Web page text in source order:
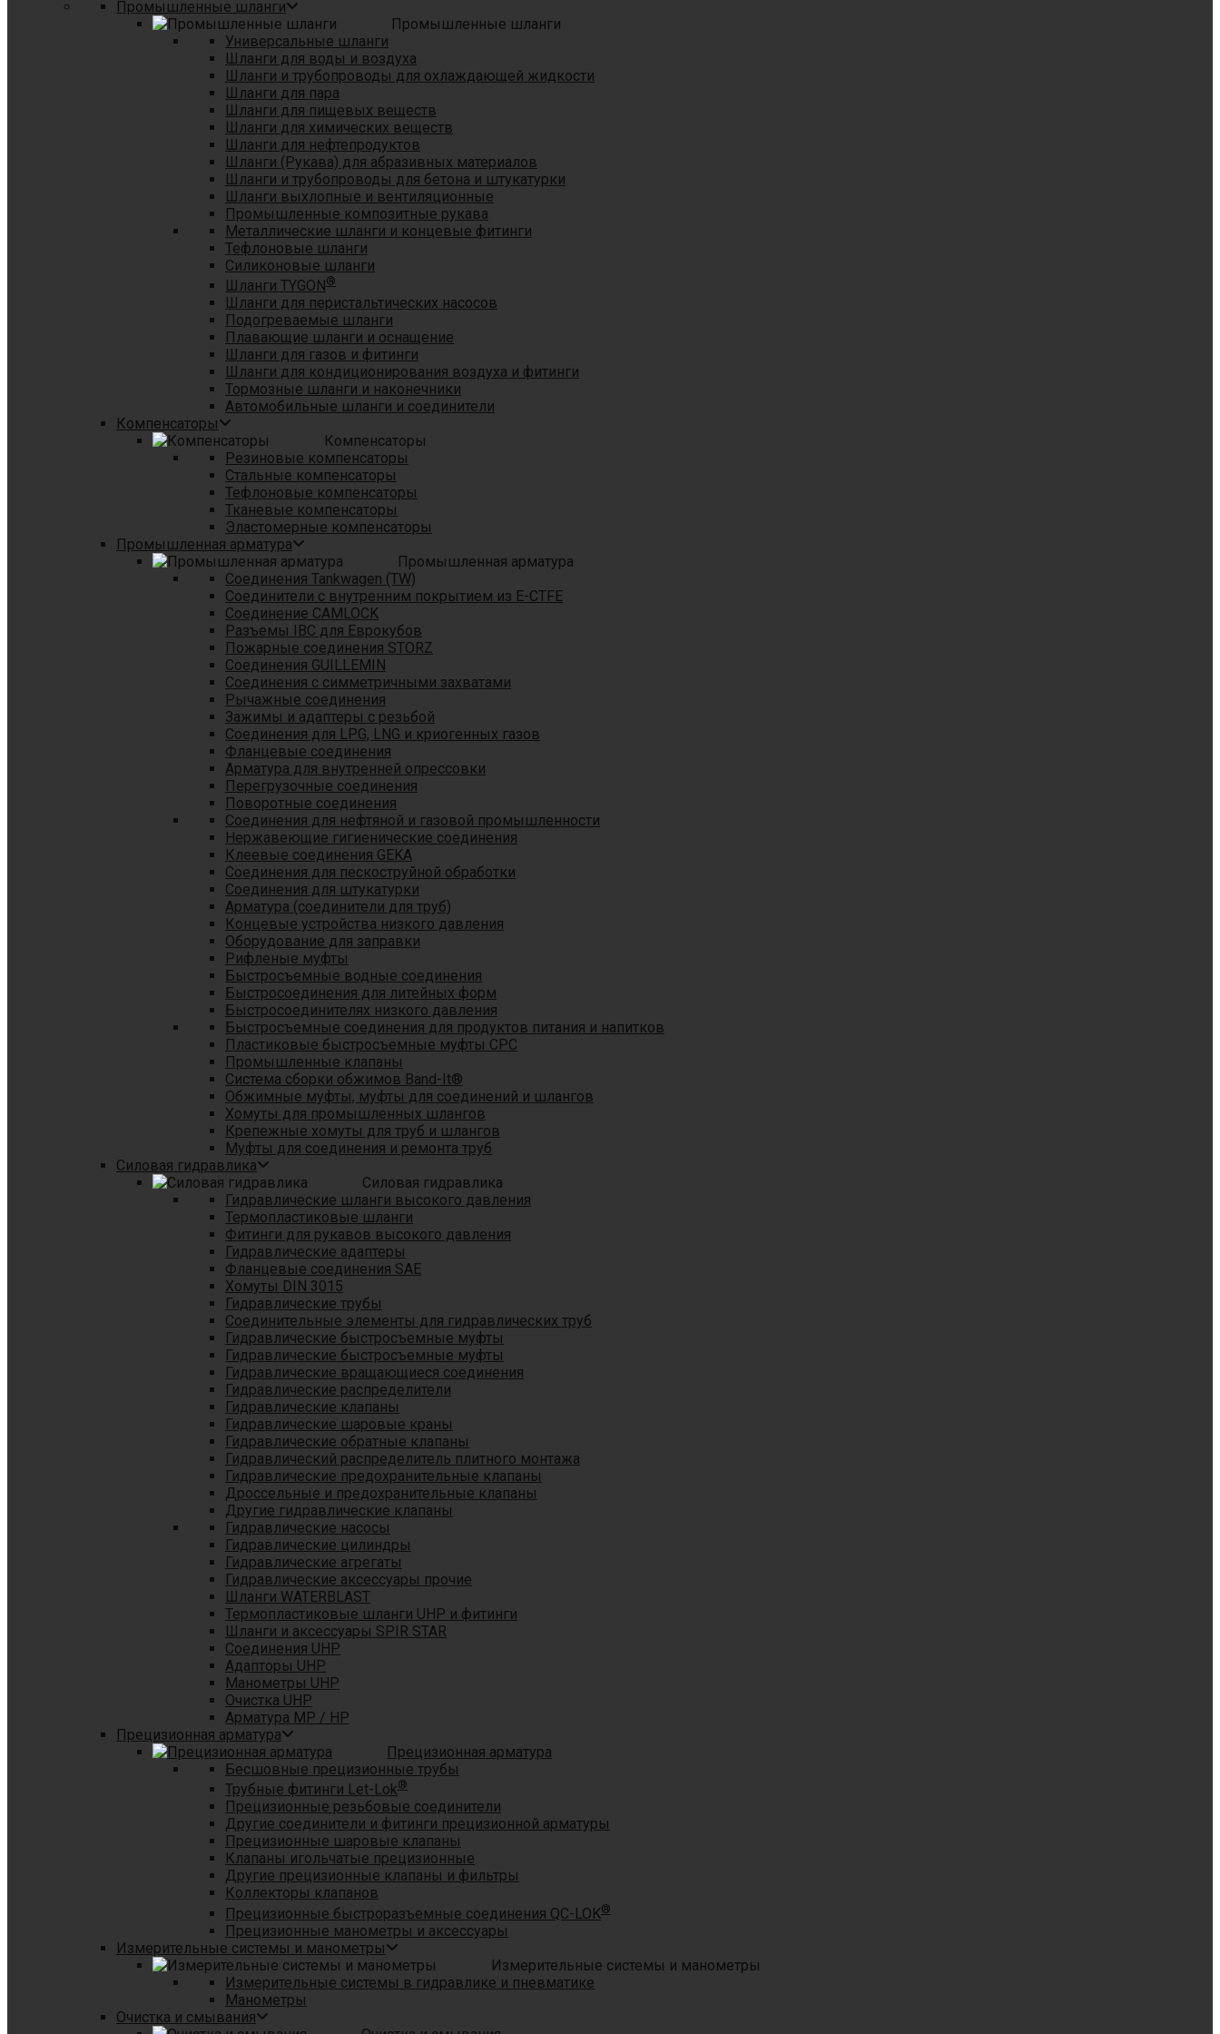
Промышленные шланги
Промышленные шланги
Универсальные шланги
Шланги для воды и воздуха
Шланги и трубопроводы для охлаждающей жидкости
Шланги для пара
Шланги для пищевых веществ
Шланги для химических веществ
Шланги для нефтепродуктов
Шланги (Рукава) для абразивных материалов
Шланги и трубопроводы для бетона и штукатурки
Шланги выхлопные и вентиляционные
Промышленные композитные рукава
Металлические шланги и концевые фитинги
Тефлоновые шланги
Силиконовые шланги
Шланги TYGON®
Шланги для перистальтических насосов
Подогреваемые шланги
Плавающие шланги и оснащение
Шланги для газов и фитинги
Шланги для кондиционирования воздуха и фитинги
Тормозные шланги и наконечники
Автомобильные шланги и соединители
Компенсаторы
Компенсаторы
Резиновые компенсаторы
Стальные компенсаторы
Тефлоновые компенсаторы
Тканевые компенсаторы
Эластомерные компенсаторы
Промышленная арматура
Промышленная арматура
Соединения Tankwagen (TW)
Соединители с внутренним покрытием из E-CTFE
Соединение CAMLOCK
Разъемы IBC для Еврокубов
Пожарные соединения STORZ
Соединения GUILLEMIN
Соединения с симметричными захватами
Рычажные соединения
Зажимы и адаптеры с резьбой
Соединения для LPG, LNG и криогенных газов
Фланцевые соединения
Арматура для внутренней опрессовки
Перегрузочные соединения
Поворотные соединения
Соединения для нефтяной и газовой промышленности
Нержавеющие гигиенические соединения
Клеевые соединения GEKA
Соединения для пескоструйной обработки
Cоединения для штукатурки
Арматура (соединители для труб)
Концевые устройства низкого давления
Оборудование для заправки
Рифленые муфты
Быстросъемные водные соединения
Быстросоединения для литейных форм
Быстросоединителях низкого давления
Быстросъемные соединения для продуктов питания и напитков
Пластиковые быстросъемные муфты CPC
Промышленные клапаны
Система сборки обжимов Band-It®
Обжимные муфты, муфты для соединений и шлангов
Хомуты для промышленных шлангов
Крепежные хомуты для труб и шлангов
Муфты для соединения и ремонта труб
Силовая гидравлика
Силовая гидравлика
Гидравлические шланги высокого давления
Термопластиковые шланги
Фитинги для рукавов высокого давления
Гидравлические адаптеры
Фланцевые соединения SAE
Хомуты DIN 3015
Гидравлические трубы
Соединительные элементы для гидравлических труб
Гидравлические быстросъемные муфты
Гидравлические быстросъемные муфты
Гидравлические вращающиеся соединения
Гидравлические распределители
Гидравлические клапаны
Гидравлические шаровые краны
Гидравлические обратные клапаны
Гидравлический распределитель плитного монтажа
Гидравлические предохранительные клапаны
Дроссельные и предохранительные клапаны
Другие гидравлические клапаны
Гидравлические насосы
Гидравлические цилиндры
Гидравлические агрегаты
Гидравлические аксессуары прочие
Шланги WATERBLAST
Термопластиковые шланги UHP и фитинги
Шланги и аксессуары SPIR STAR
Соединения UHP
Адапторы UHP
Манометры UHP
Очистка UHP
Арматура MP / HP
Прецизионная арматура
Прецизионная арматура
Бесшовные прецизионные трубы
Трубные фитинги Let-Lok®
Прецизионные резьбовые соединители
Другие соединители и фитинги прецизионной арматуры
Прецизионные шаровые клапаны
Клапаны игольчатые прецизионные
Другие прецизионные клапаны и фильтры
Коллекторы клапанов
Прецизионные быстроразъемные соединения QC-LOK®
Прецизионные манометры и аксессуары
Измерительные системы и манометры
Измерительные системы и манометры
Измерительные системы в гидравлике и пневматике
Манометры
Очистка и смывания